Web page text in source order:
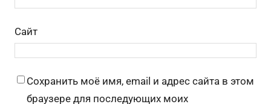
Сайт
Сохранить моё имя, email и адрес сайта в этом
браузере для последующих моих